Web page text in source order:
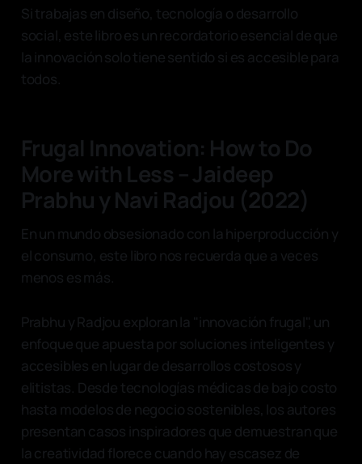
Si trabajas en diseño, tecnología o desarrollo
social, este libro es un recordatorio esencial de que
la innovación solo tiene sentido si es accesible para
todos.
Frugal Innovation: How to Do
More with Less – Jaideep
Prabhu y Navi Radjou (2022)
En un mundo obsesionado con la hiperproducción y
el consumo, este libro nos recuerda que a veces
menos es más.
Prabhu y Radjou exploran la "innovación frugal", un
enfoque que apuesta por soluciones inteligentes y
accesibles en lugar de desarrollos costosos y
elitistas. Desde tecnologías médicas de bajo costo
hasta modelos de negocio sostenibles, los autores
presentan casos inspiradores que demuestran que
la creatividad florece cuando hay escasez de